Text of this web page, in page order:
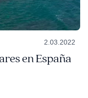
2.03.2022
en España